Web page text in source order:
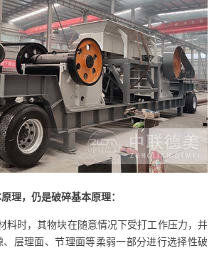
理，仍是破碎基本原理：
料时，其物块在随意情况下受打工作压力，并
层理面、节理面等柔弱一部分进行选择性破